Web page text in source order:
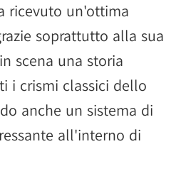
ricevuto un'ottima
soprattutto alla sua
scena una storia
i crismi classici dello
anche un sistema di
all'interno di